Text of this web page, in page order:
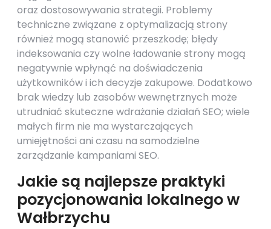
oraz dostosowywania strategii. Problemy
techniczne związane z optymalizacją strony
również mogą stanowić przeszkodę; błędy
indeksowania czy wolne ładowanie strony mogą
negatywnie wpłynąć na doświadczenia
użytkowników i ich decyzje zakupowe. Dodatkowo
brak wiedzy lub zasobów wewnętrznych może
utrudniać skuteczne wdrażanie działań SEO; wiele
małych firm nie ma wystarczających
umiejętności ani czasu na samodzielne
zarządzanie kampaniami SEO.
Jakie są najlepsze praktyki
pozycjonowania lokalnego w
Wałbrzychu